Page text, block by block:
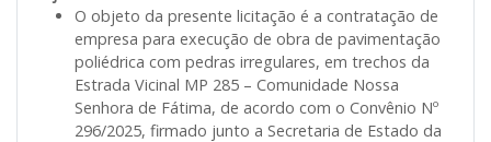
O objeto da presente licitação é a contratação de
empresa para execução de obra de pavimentação
poliédrica com pedras irregulares, em trechos da
Estrada Vicinal MP 285 – Comunidade Nossa
Senhora de Fátima, de acordo com o Convênio Nº
296/2025, firmado junto a Secretaria de Estado da